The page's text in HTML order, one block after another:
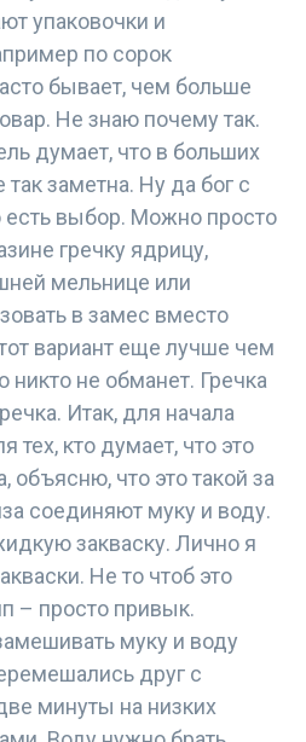
упаковочки и
по сорок
бывает, чем больше
Не знаю почему так.
думает, что в больших
так заметна. Ну да бог с
есть выбор. Можно просто
гречку ядрицу,
мельнице или
в замес вместо
вариант еще лучше чем
никто не обманет. Гречка
Итак, для начала
тех, кто думает, что это
объясню, что это такой за
соединяют муку и воду.
закваску. Лично я
Не то чтоб это
– просто привык.
муку и воду
друг с
минуты на низких